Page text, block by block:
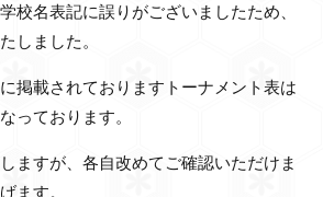
校名表記に誤りがございましたため、
しました。
掲載されておりますトーナメント表は
っております。
ますが、各自改めてご確認いただけま
ます。